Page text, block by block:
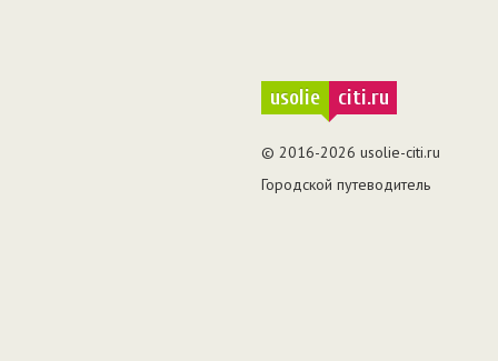
usolie citi.ru
© 2016-2026 usolie-citi.ru
Городской путеводитель